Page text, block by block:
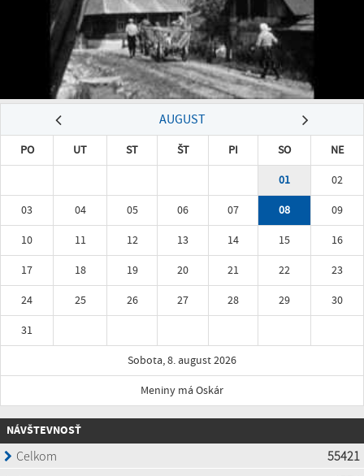
AUGUST
PO UT ST ŠT PI SO
NE
01
02
03
04 05 06 07 08
09
10
11 12 13 14 15
16
17
18 19 20 21 22
23
24
25 26 27 28 29
30
31
Sobota, 8. august 2026
Meniny má Oskár
NÁVŠTEVNOSŤ